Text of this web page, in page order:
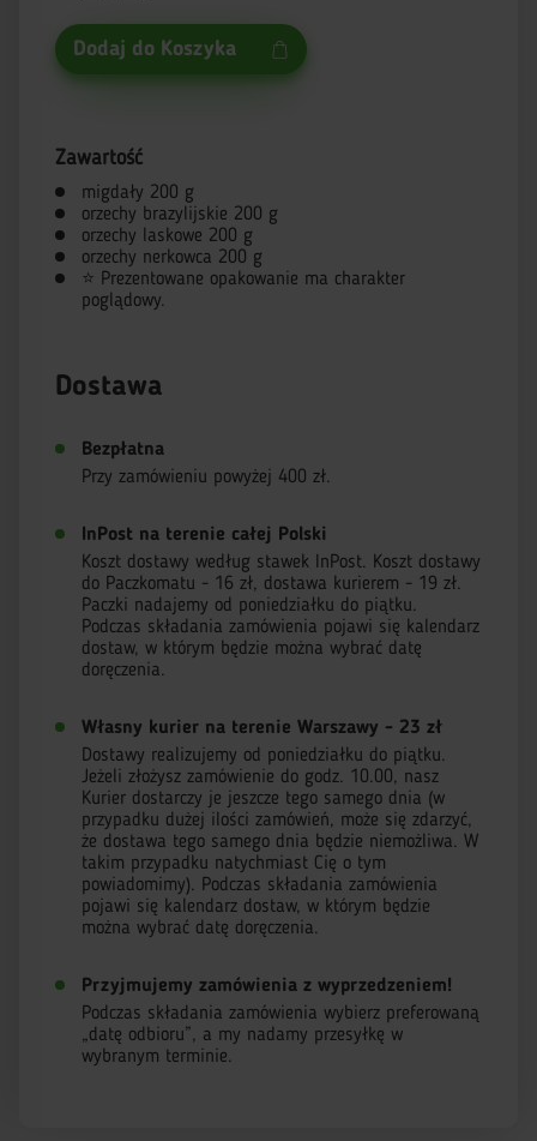
Dodaj do Koszyka
Zawartość
migdały 200 g
orzechy brazylijskie 200 g
orzechy laskowe 200 g
orzechy nerkowca 200 g
⭐ Prezentowane opakowanie ma charakter
poglądowy.
Dostawa
Bezpłatna
Przy zamówieniu powyżej 400 zł.
InPost na terenie całej Polski
Koszt dostawy według stawek InPost. Koszt dostawy
do Paczkomatu - 16 zł, dostawa kurierem - 19 zł.
Paczki nadajemy od poniedziałku do piątku.
Podczas składania zamówienia pojawi się kalendarz
dostaw, w którym będzie można wybrać datę
doręczenia.
Własny kurier na terenie Warszawy - 23 zł
Dostawy realizujemy od poniedziałku do piątku.
Jeżeli złożysz zamówienie do godz. 10.00, nasz
Kurier dostarczy je jeszcze tego samego dnia (w
przypadku dużej ilości zamówień, może się zdarzyć,
że dostawa tego samego dnia będzie niemożliwa. W
takim przypadku natychmiast Cię o tym
powiadomimy). Podczas składania zamówienia
pojawi się kalendarz dostaw, w którym będzie
można wybrać datę doręczenia.
Przyjmujemy zamówienia z wyprzedzeniem!
Podczas składania zamówienia wybierz preferowaną
„datę odbioru”, a my nadamy przesyłkę w
wybranym terminie.